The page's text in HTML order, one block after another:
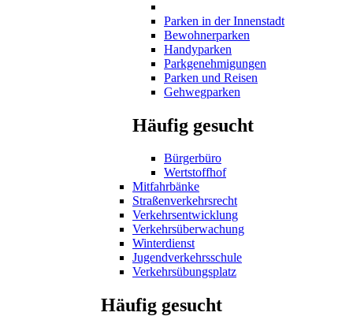
Parken in der Innenstadt
Bewohnerparken
Handyparken
Parkgenehmigungen
Parken und Reisen
Gehwegparken
Häufig gesucht
Bürgerbüro
Wertstoffhof
Mitfahrbänke
Straßenverkehrsrecht
Verkehrsentwicklung
Verkehrsüberwachung
Winterdienst
Jugendverkehrsschule
Verkehrsübungsplatz
Häufig gesucht